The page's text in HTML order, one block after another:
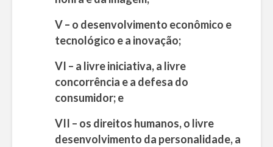
V – o desenvolvimento econômico e
tecnológico e a inovação;
VI – a livre iniciativa, a livre
concorrência e a defesa do
consumidor; e
VII – os direitos humanos, o livre
desenvolvimento da personalidade, a